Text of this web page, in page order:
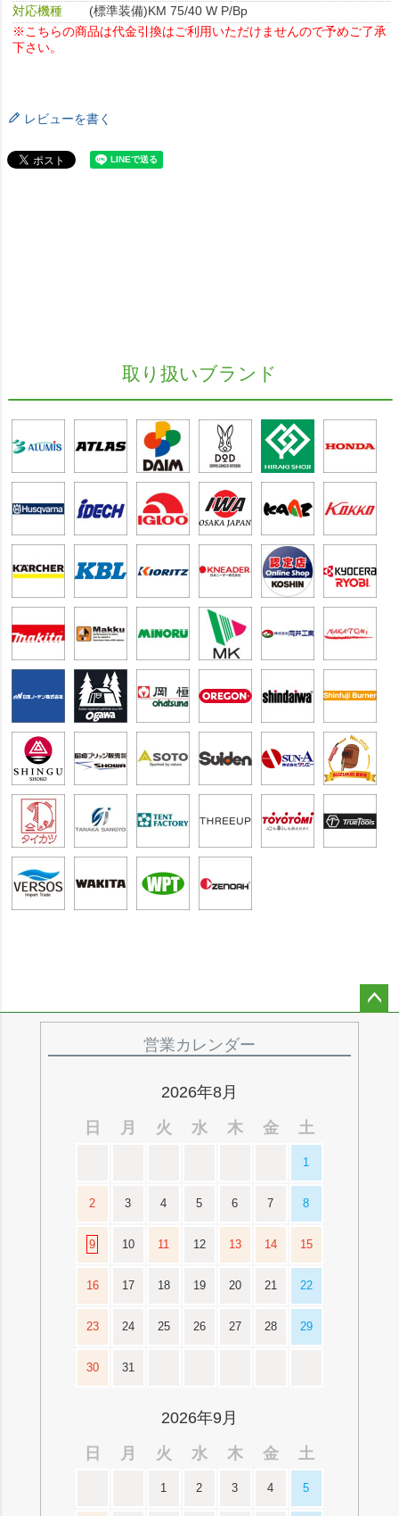
対応機種
(標準装備)KM 75/40 W P/Bp
※こちらの商品は代金引換はご利用いただけませんので予めご了承
下さい。
レビューを書く
取り扱いブランド
営業カレンダー
2026年8月
日
月 火 水 木 金 土
1
2 3 4 5 6 7 8
9 10 11 12 13 14 15
16 17 18 19 20 21 22
23 24 25 26 27 28 29
30 31
2026年9月
日
月 火 水 木 金 土
1 2 3 4 5